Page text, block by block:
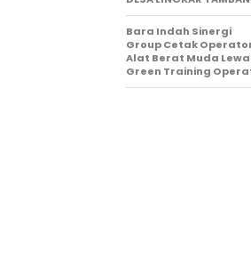
Bara Indah Sinergi
Group Cetak
Alat Berat Muda
Green Training